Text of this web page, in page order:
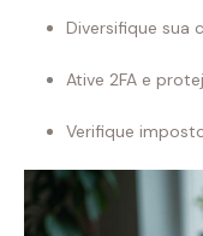
Diversifique sua
Ative 2FA e
Verifique